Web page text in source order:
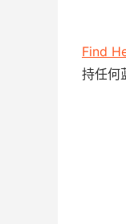
Find
持任何